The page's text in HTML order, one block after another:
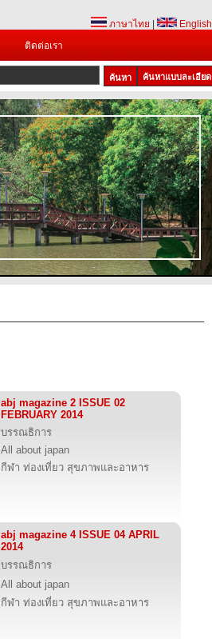
ภาษาไทย
English
ติดต่อเรา
ค้นหาแบบละเอียด
abj magazine 2 ISSUE 02
FEBRUARY 2014
บรรณธิการ
All about japan
กีฬา ท่องเที่ยว สุขภาพและอาหาร
abj magazine 4 ISSUE 04 APRIL
2014
บรรณธิการ
All about japan
กีฬา ท่องเที่ยว สุขภาพและอาหาร